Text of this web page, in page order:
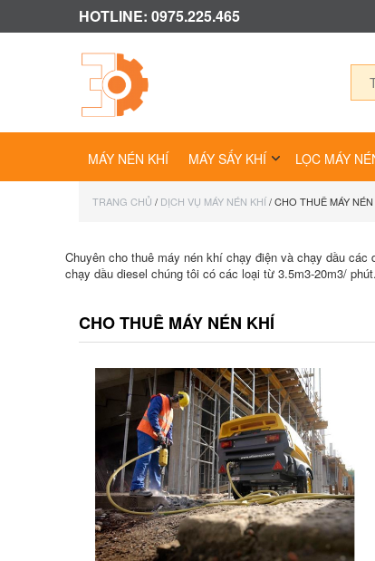
HOTLINE: 0975.225.465
MÁY NÉN KHÍ MÁY SẤY KHÍ LỌC MÁY
TRANG CHỦ / DỊCH VỤ MÁY NÉN KHÍ/ CHO THUÊ MÁY
Chuyên cho thuê máy nén khí chạy điện và chạy dầu
chạy dầu diesel chúng tôi có các loại từ 3.5m3-20m3/ phút.
CHO THUÊ MÁY NÉN KHÍ